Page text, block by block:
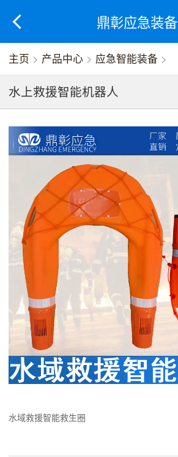
鼎彰应急装备
主页 > 产品中心 > 应急智能装备 >
水上救援智能机器人
水域救援智能救生圈